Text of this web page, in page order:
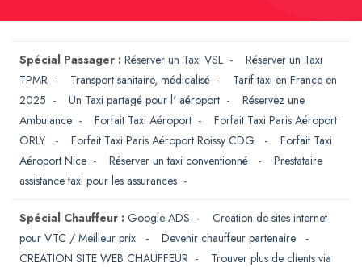
Spécial Passager : Réserver un Taxi VSL - Réserver un Taxi
TPMR - Transport sanitaire, médicalisé - Tarif taxi en France en
2025 - Un Taxi partagé pour l' aéroport - Réservez une
Ambulance - Forfait Taxi Aéroport - Forfait Taxi Paris Aéroport
ORLY
- Forfait Taxi Paris Aéroport Roissy CDG - Forfait Taxi
Aéroport Nice - Réserver un taxi conventionné - Prestataire
assistance taxi pour les assurances -
Spécial Chauffeur : Google ADS - Creation de sites internet
pour VTC / Meilleur prix
- Devenir chauffeur partenaire
-
CREATION SITE WEB CHAUFFEUR - Trouver plus de clients via